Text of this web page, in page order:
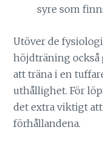
syre som
Utöver de
höjdträning också
att träna i en
uthållighet. För
det extra viktigt
förhållandena.